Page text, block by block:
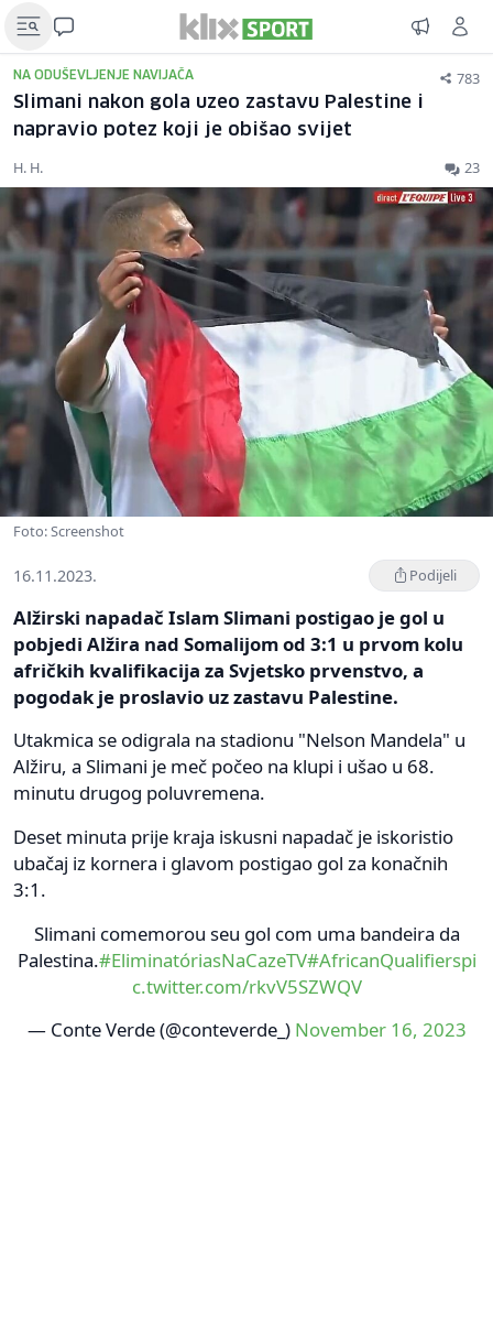
NA ODUŠEVLJENJE NAVIJAČA 783
Slimani nakon gola uzeo zastavu Palestine i
napravio potez koji je obišao svijet
H. H. 23
Foto: Screenshot
16.11.2023. Podijeli
Alžirski napadač Islam Slimani postigao je gol u
pobjedi Alžira nad Somalijom od 3:1 u prvom kolu
afričkih kvalifikacija za Svjetsko prvenstvo, a
pogodak je proslavio uz zastavu Palestine.
Utakmica se odigrala na stadionu "Nelson Mandela" u
Alžiru, a Slimani je meč počeo na klupi i ušao u 68.
minutu drugog poluvremena.
Deset minuta prije kraja iskusni napadač je iskoristio
ubačaj iz kornera i glavom postigao gol za konačnih
3:1.
Slimani comemorou seu gol com uma bandeira da
Palestina.#EliminatóriasNaCazeTV#AfricanQualifierspi
c.twitter.com/rkvV5SZWQV
— Conte Verde (@conteverde_) November 16, 2023